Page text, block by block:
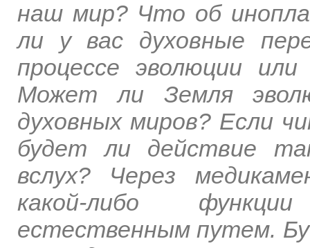
наш мир? Что об
ли у вас духовные
процессе эволюции
Может ли Земля
духовных миров? Если
будет ли действие
вслух? Через
какой-либо
естественным путем.